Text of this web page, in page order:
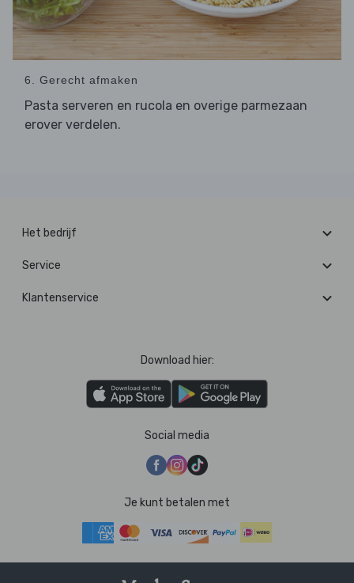
6. Gerecht afmaken
Pasta serveren en rucola en overige parmezaan
erover verdelen.
Het bedrijf
Service
Klantenservice
Download hier:
Social media
Je kunt betalen met